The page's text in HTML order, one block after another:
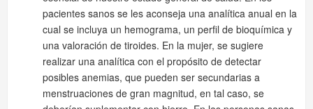
pacientes sanos se les aconseja una analítica anual en la
cual se incluya un hemograma, un perfil de bioquímica y
una valoración de tiroides. En la mujer, se sugiere
realizar una analítica con el propósito de detectar
posibles anemias, que pueden ser secundarias a
menstruaciones de gran magnitud, en tal caso, se